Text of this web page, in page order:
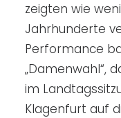
zeigten wie
Jahrhunderte
Performance
„Damenwahl“,
im
Klagenfurt auf